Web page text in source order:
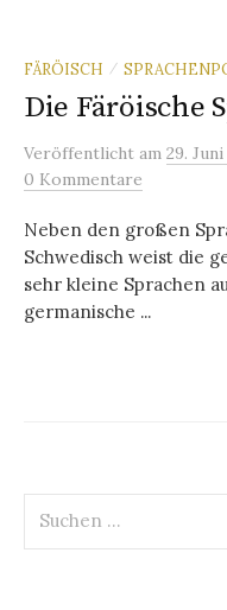
FÄRÖISCH /
Die Färöische
Veröffentlicht am 29.
0 Kommentare
Neben den großen
Schwedisch weist die
sehr kleine Sprachen
germanische ...
nach: